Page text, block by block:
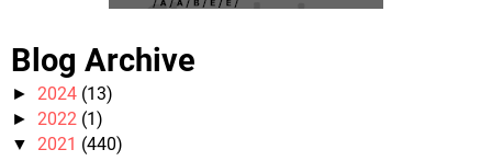
Blog Archive
► 2024 (13)
► 2022 (1)
▼ 2021 (440)